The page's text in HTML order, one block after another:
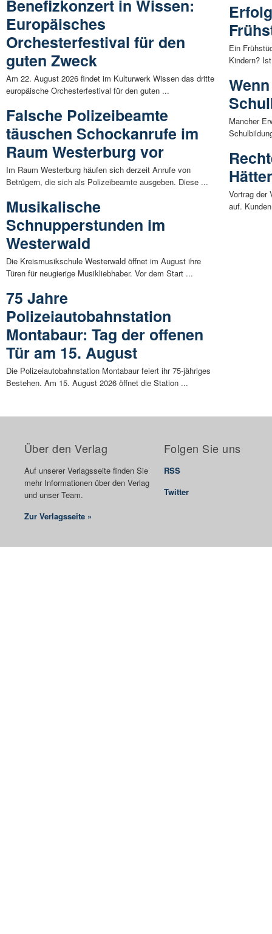
Benefizkonzert in Wissen:
Europäisches
Orchesterfestival für den
guten Zweck
Am 22. August 2026 findet im Kulturwerk Wissen das dritte
europäische Orchesterfestival für den guten ...
Falsche Polizeibeamte
täuschen Schockanrufe im
Raum Westerburg vor
Im Raum Westerburg häufen sich derzeit Anrufe von
Betrügern, die sich als Polizeibeamte ausgeben. Diese ...
Musikalische
Schnupperstunden im
Westerwald
Die Kreismusikschule Westerwald öffnet im August ihre
Türen für neugierige Musikliebhaber. Vor dem Start ...
75 Jahre
Polizeiautobahnstation
Montabaur: Tag der offenen
Tür am 15. August
Die Polizeiautobahnstation Montabaur feiert ihr 75-jähriges
Bestehen. Am 15. August 2026 öffnet die Station ...
Ein
Kindern?
Mancher
Vortrag der
auf.
Über den Verlag
Auf unserer Verlagsseite finden Sie
mehr Informationen über den Verlag
und unser Team.
Zur Verlagsseite »
Folgen Sie uns
RSS
Twitter